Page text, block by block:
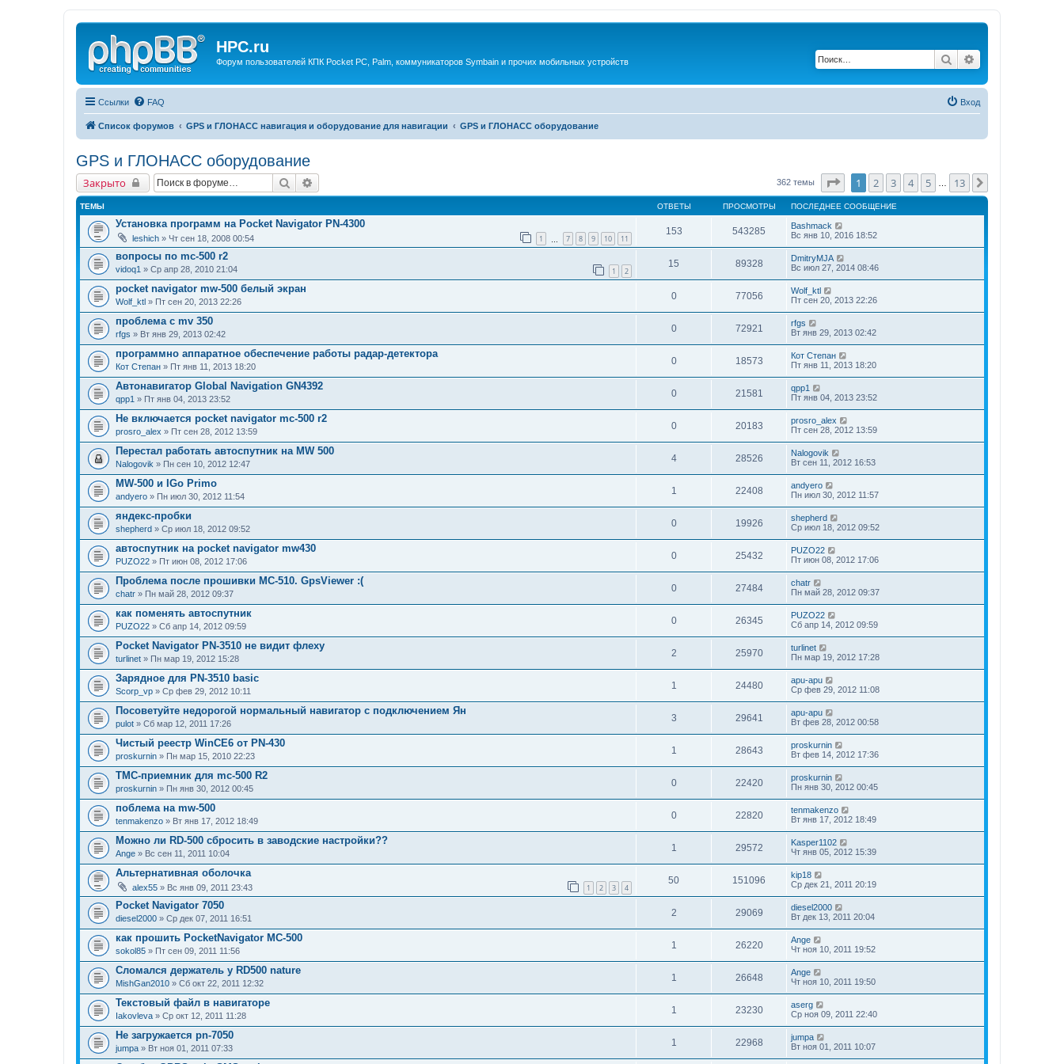
HPC.ru
Форум пользователей КПК Pocket PC, Palm, коммуникаторов Symbain и прочих мобильных устройств Поиск
Ссылки FAQ Вход
Список форумов GPS и ГЛОНАСС навигация и оборудование для навигации GPS и ГЛОНАСС оборудование
GPS и ГЛОНАСС оборудование
Закрыто Поиск 362 темы Страница 1 из13
1 2 3 4 5 13
ТЕМЫ ОТВЕТЫ ПРОСМОТРЫ ПОСЛЕДНЕЕ СООБЩЕНИЕ
Установка программ на Pocket Navigator PN-4300
leshich » Чт сен 18, 2008 00:54 1 7 8 9 10 11
153 543285
Bashmack
Вс янв 10, 2016 18:52
вопросы по mc-500 r2
vidoq1 » Ср апр 28, 2010 21:04 1 2
15 89328
DmitryMJA
Вс июл 27, 2014 08:46
pocket navigator mw-500 белый экран
Wolf_ktl » Пт сен 20, 2013 22:26
0 77056
Wolf_ktl
Пт сен 20, 2013 22:26
проблема с mv 350
rfgs » Вт янв 29, 2013 02:42
0 72921
rfgs
Вт янв 29, 2013 02:42
программно аппаратное обеспечение работы радар-детектора
Кот Степан » Пт янв 11, 2013 18:20
0 18573
Кот Степан
Пт янв 11, 2013 18:20
Автонавигатор Global Navigation GN4392
qpp1 » Пт янв 04, 2013 23:52
0 21581
qpp1
Пт янв 04, 2013 23:52
Не включается pocket navigator mc-500 r2
prosro_alex » Пт сен 28, 2012 13:59
0 20183
prosro_alex
Пт сен 28, 2012 13:59
Перестал работать автоспутник на MW 500
Nalogovik » Пн сен 10, 2012 12:47
4 28526
Nalogovik
Вт сен 11, 2012 16:53
MW-500 и IGo Primo
andyero » Пн июл 30, 2012 11:54
1 22408
andyero
Пн июл 30, 2012 11:57
яндекс-пробки
shepherd » Ср июл 18, 2012 09:52
0 19926
shepherd
Ср июл 18, 2012 09:52
автоспутник на pocket navigator mw430
PUZO22 » Пт июн 08, 2012 17:06
0 25432
PUZO22
Пт июн 08, 2012 17:06
Проблема после прошивки MC-510. GpsViewer :(
chatr » Пн май 28, 2012 09:37
0 27484
chatr
Пн май 28, 2012 09:37
как поменять автоспутник
PUZO22 » Сб апр 14, 2012 09:59
0 26345
PUZO22
Сб апр 14, 2012 09:59
Pocket Navigator PN-3510 не видит флеху
turlinet » Пн мар 19, 2012 15:28
2 25970
turlinet
Пн мар 19, 2012 17:28
Зарядное для PN-3510 basic
Scorp_vp » Ср фев 29, 2012 10:11
1 24480
apu-apu
Ср фев 29, 2012 11:08
Посоветуйте недорогой нормальный навигатор с подключением Ян
pulot » Сб мар 12, 2011 17:26
3 29641
apu-apu
Вт фев 28, 2012 00:58
Чистый реестр WinCE6 от PN-430
proskurnin » Пн мар 15, 2010 22:23
1 28643
proskurnin
Вт фев 14, 2012 17:36
TMC-приемник для mc-500 R2
proskurnin » Пн янв 30, 2012 00:45
0 22420
proskurnin
Пн янв 30, 2012 00:45
поблема на mw-500
tenmakenzo » Вт янв 17, 2012 18:49
0 22820
tenmakenzo
Вт янв 17, 2012 18:49
Можно ли RD-500 сбросить в заводские настройки??
Ange » Вс сен 11, 2011 10:04
1 29572
Kasper1102
Чт янв 05, 2012 15:39
Альтернативная оболочка
alex55 » Вс янв 09, 2011 23:43 1 2 3 4
50 151096
kip18
Ср дек 21, 2011 20:19
Pocket Navigator 7050
diesel2000 » Ср дек 07, 2011 16:51
2 29069
diesel2000
Вт дек 13, 2011 20:04
как прошить PocketNavigator MC-500
sokol85 » Пт сен 09, 2011 11:56
1 26220
Ange
Чт ноя 10, 2011 19:52
Сломался держатель у RD500 nature
MishGan2010 » Сб окт 22, 2011 12:32
1 26648
Ange
Чт ноя 10, 2011 19:50
Текстовый файл в навигаторе
Iakovleva » Ср окт 12, 2011 11:28
1 23230
aserg
Ср ноя 09, 2011 22:40
Не загружается pn-7050
jumpa » Вт ноя 01, 2011 07:33
1 22968
jumpa
Вт ноя 01, 2011 10:07